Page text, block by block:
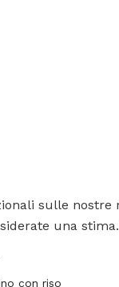
sulle nostre
una
con riso